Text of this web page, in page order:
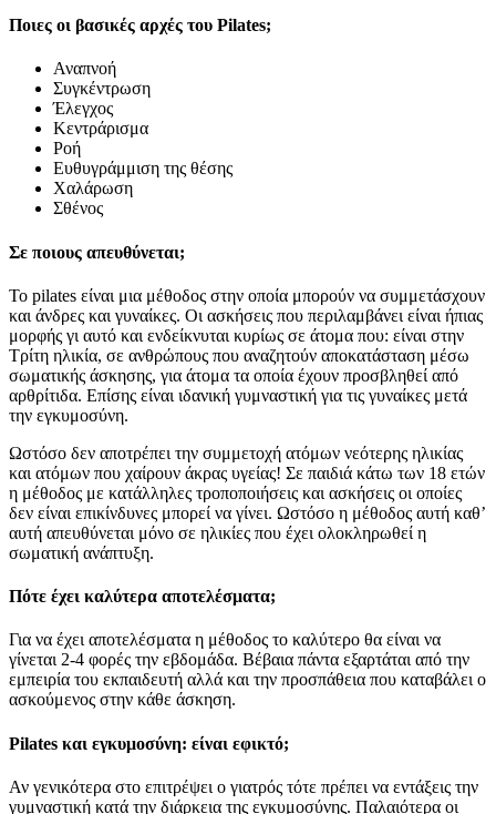
Ποιες οι βασικές αρχές του Pilates;
Αναπνοή
Συγκέντρωση
Έλεγχος
Κεντράρισμα
Ροή
Ευθυγράμμιση της θέσης
Χαλάρωση
Σθένος
Σε ποιους απευθύνεται;
Το pilates είναι μια μέθοδος στην οποία μπορούν να συμμετάσχουν
και άνδρες και γυναίκες. Οι ασκήσεις που περιλαμβάνει είναι ήπιας
μορφής γι αυτό και ενδείκνυται κυρίως σε άτομα που: είναι στην
Τρίτη ηλικία, σε ανθρώπους που αναζητούν αποκατάσταση μέσω
σωματικής άσκησης, για άτομα τα οποία έχουν προσβληθεί από
αρθρίτιδα. Επίσης είναι ιδανική γυμναστική για τις γυναίκες μετά
την εγκυμοσύνη.
Ωστόσο δεν αποτρέπει την συμμετοχή ατόμων νεότερης ηλικίας
και ατόμων που χαίρουν άκρας υγείας! Σε παιδιά κάτω των 18 ετών
η μέθοδος με κατάλληλες τροποποιήσεις και ασκήσεις οι οποίες
δεν είναι επικίνδυνες μπορεί να γίνει. Ωστόσο η μέθοδος αυτή καθ’
αυτή απευθύνεται μόνο σε ηλικίες που έχει ολοκληρωθεί η
σωματική ανάπτυξη.
Πότε έχει καλύτερα αποτελέσματα;
Για να έχει αποτελέσματα η μέθοδος το καλύτερο θα είναι να
γίνεται 2-4 φορές την εβδομάδα. Βέβαια πάντα εξαρτάται από την
εμπειρία του εκπαιδευτή αλλά και την προσπάθεια που καταβάλει ο
ασκούμενος στην κάθε άσκηση.
Pilates και εγκυμοσύνη: είναι εφικτό;
Αν γενικότερα στο επιτρέψει ο γιατρός τότε πρέπει να εντάξεις την
γυμναστική κατά την διάρκεια της εγκυμοσύνης. Παλαιότερα οι